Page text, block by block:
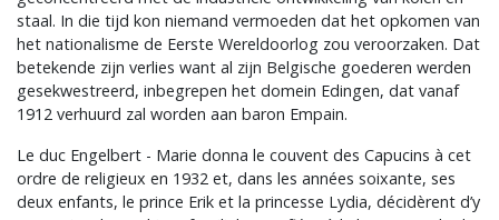
staal. In die tijd kon niemand vermoeden dat het opkomen van
het nationalisme de Eerste Wereldoorlog zou veroorzaken. Dat
betekende zijn verlies want al zijn Belgische goederen werden
gesekwestreerd, inbegrepen het domein Edingen, dat vanaf
1912 verhuurd zal worden aan baron Empain.
Le duc Engelbert - Marie donna le couvent des Capucins à cet
ordre de religieux en 1932 et, dans les années soixante, ses
deux enfants, le prince Erik et la princesse Lydia, décidèrent d’y